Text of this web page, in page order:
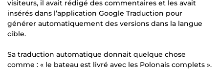
visiteurs, il avait rédigé des commentaires et les avait
insérés dans l’application Google Traduction pour
générer automatiquement des versions dans la langue
cible.
Sa traduction automatique donnait quelque chose
comme : « le bateau est livré avec les Polonais complets ».